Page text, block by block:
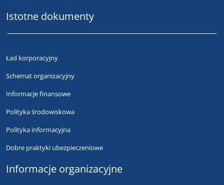
Istotne dokumenty
Ład korporacyjny
Schemat organizacyjny
Informacje finansowe
Polityka środowiskowa
Polityka informacyjna
Dobre praktyki ubezpieczeniowe
Informacje organizacyjne